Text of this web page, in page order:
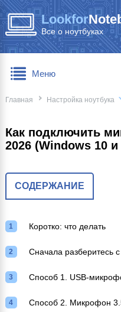
Lookfor
Все о ноутбуках
Главная Настройка ноутбука
Как подключить
2026 (Windows 10 и
СОДЕРЖАНИЕ
Коротко: что делать
Сначала разберитесь
Способ 1. USB-
Способ 2. Микрофон
Меню